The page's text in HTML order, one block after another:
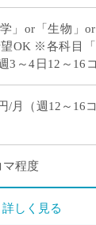
」or「生物」
OK ※各科目
3～4日12～16
常勤講 […]
/月（週12～16
マ程度
詳しく見る